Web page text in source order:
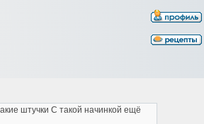
штучки С такой начинкой ещё